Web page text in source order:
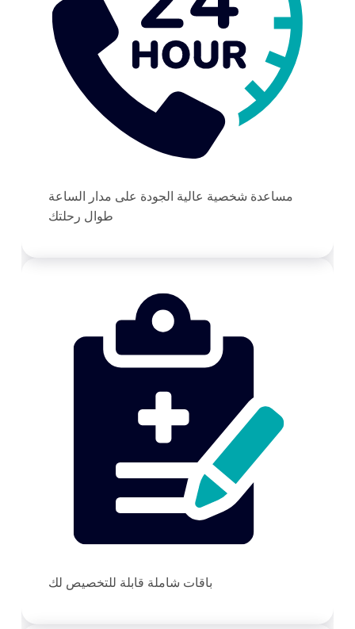
مساعدة شخصية عالية الجودة على مدار الساعة
طوال رحلتك
باقات شاملة قابلة للتخصيص لك